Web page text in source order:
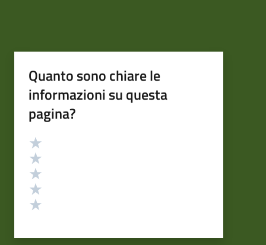
Quanto sono chiare le
informazioni su questa
pagina?
Valutazione